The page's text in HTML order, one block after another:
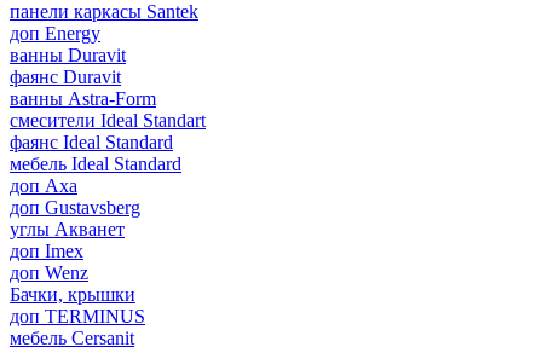
панели каркасы Santek
доп Energy
ванны Duravit
фаянс Duravit
ванны Astra-Form
смесители Ideal Standart
фаянс Ideal Standard
мебель Ideal Standard
доп Axa
доп Gustavsberg
углы Акванет
доп Imex
доп Wenz
Бачки, крышки
доп TERMINUS
мебель Cersanit